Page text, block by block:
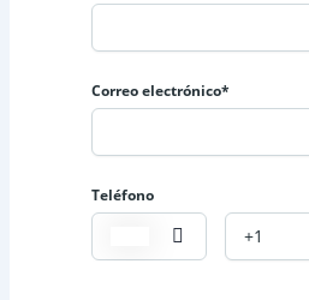
Correo electrónico*
Teléfono